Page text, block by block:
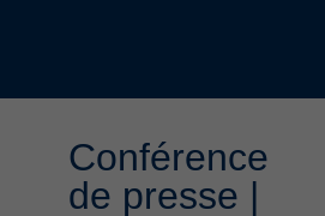
Conférence
de presse |